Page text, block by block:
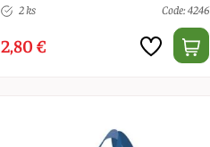
2 ks Code: 4246
2,80 €